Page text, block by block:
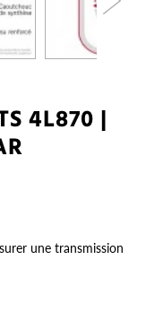
4L870 |
une transmission